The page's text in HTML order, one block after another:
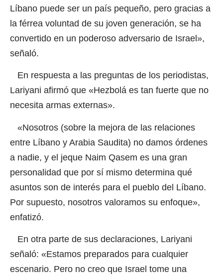
Líbano puede ser un país pequeño, pero gracias a
la férrea voluntad de su joven generación, se ha
convertido en un poderoso adversario de Israel»,
señaló.
En respuesta a las preguntas de los periodistas,
Lariyani afirmó que «Hezbolá es tan fuerte que no
necesita armas externas».
«Nosotros (sobre la mejora de las relaciones
entre Líbano y Arabia Saudita) no damos órdenes
a nadie, y el jeque Naim Qasem es una gran
personalidad que por sí mismo determina qué
asuntos son de interés para el pueblo del Líbano.
Por supuesto, nosotros valoramos su enfoque»,
enfatizó.
En otra parte de sus declaraciones, Lariyani
señaló: «Estamos preparados para cualquier
escenario. Pero no creo que Israel tome una